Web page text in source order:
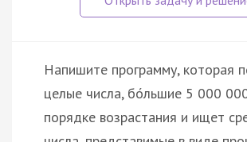
Напишите программу, которая
целые числа, бо́льшие 5 000
порядке возрастания и ищет